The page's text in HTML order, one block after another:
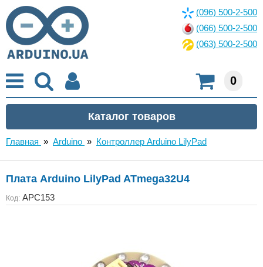
(096) 500-2-500
(066) 500-2-500
(063) 500-2-500
0
Главная » Arduino » Контроллер Arduino LilyPad
Плата Arduino LilyPad ATmega32U4
Код: APC153